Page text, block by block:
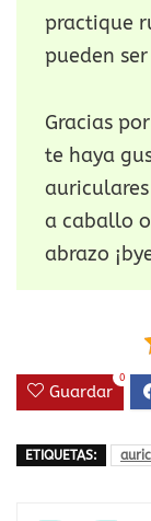
practique
pueden
Gracias
te haya
a caballo
abrazo
Guardar
0
ETIQUETAS: